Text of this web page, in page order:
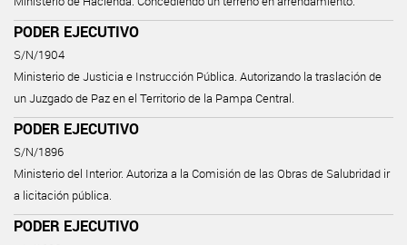
PODER EJECUTIVO
S/N/1904
Ministerio de Justicia e Instrucción Pública. Autorizando la traslación de
un Juzgado de Paz en el Territorio de la Pampa Central.
PODER EJECUTIVO
S/N/1896
Ministerio del Interior. Autoriza a la Comisión de las Obras de Salubridad ir
a licitación pública.
PODER EJECUTIVO